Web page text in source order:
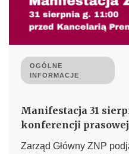
OGÓLNE
INFORMACJE
Manifestacja 31
konferencji prasowej
Zarząd Główny ZNP